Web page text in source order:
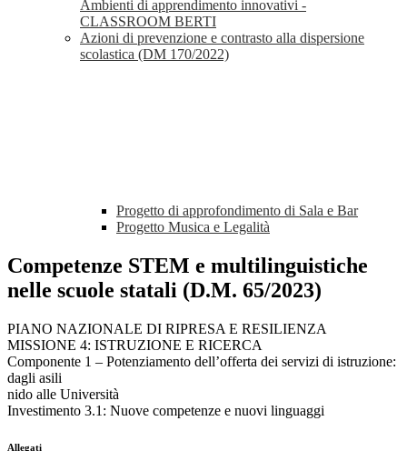
Ambienti di apprendimento innovativi -
CLASSROOM BERTI
Azioni di prevenzione e contrasto alla dispersione
scolastica (DM 170/2022)
Progetto di approfondimento di Sala e Bar
Progetto Musica e Legalità
Competenze STEM e multilinguistiche
nelle scuole statali (D.M. 65/2023)
PIANO NAZIONALE DI RIPRESA E RESILIENZA
MISSIONE 4: ISTRUZIONE E RICERCA
Componente 1 – Potenziamento dell’offerta dei servizi di istruzione:
dagli asili
nido alle Università
Investimento 3.1: Nuove competenze e nuovi linguaggi
Allegati